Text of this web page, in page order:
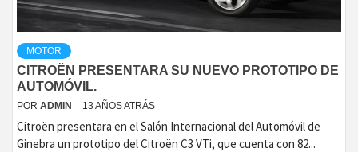
MOTOR
CITROËN PRESENTARA SU NUEVO PROTOTIPO DE
AUTOMÓVIL.
POR ADMIN 13 AÑOS ATRÁS
Citroën presentara en el Salón Internacional del Automóvil de
Ginebra un prototipo del Citroën C3 VTi, que cuenta con 82...